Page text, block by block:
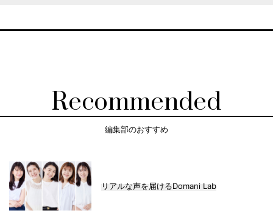
Recommended
編集部のおすすめ
リアルな声を届けるDomani Lab